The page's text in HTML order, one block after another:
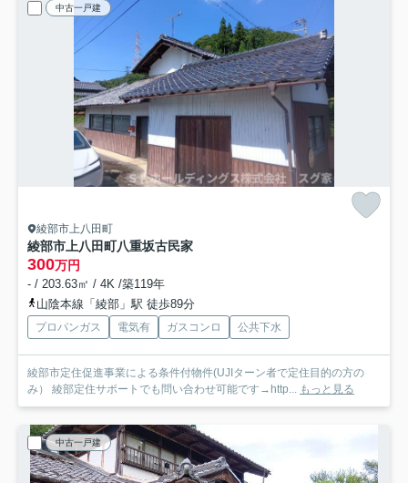
中古一戸建
綾部市上八田町
綾部市上八田町八重坂古民家
300万円
- / 203.63㎡ / 4K /築119年
山陰本線「綾部」駅 徒歩89分
プロパンガス 電気有 ガスコンロ 公共下水
綾部市定住促進事業による条件付物件(UJIターン者で定住目的の方の
み） 綾部定住サポートでも問い合わせ可能です→http...
もっと見る
中古一戸建